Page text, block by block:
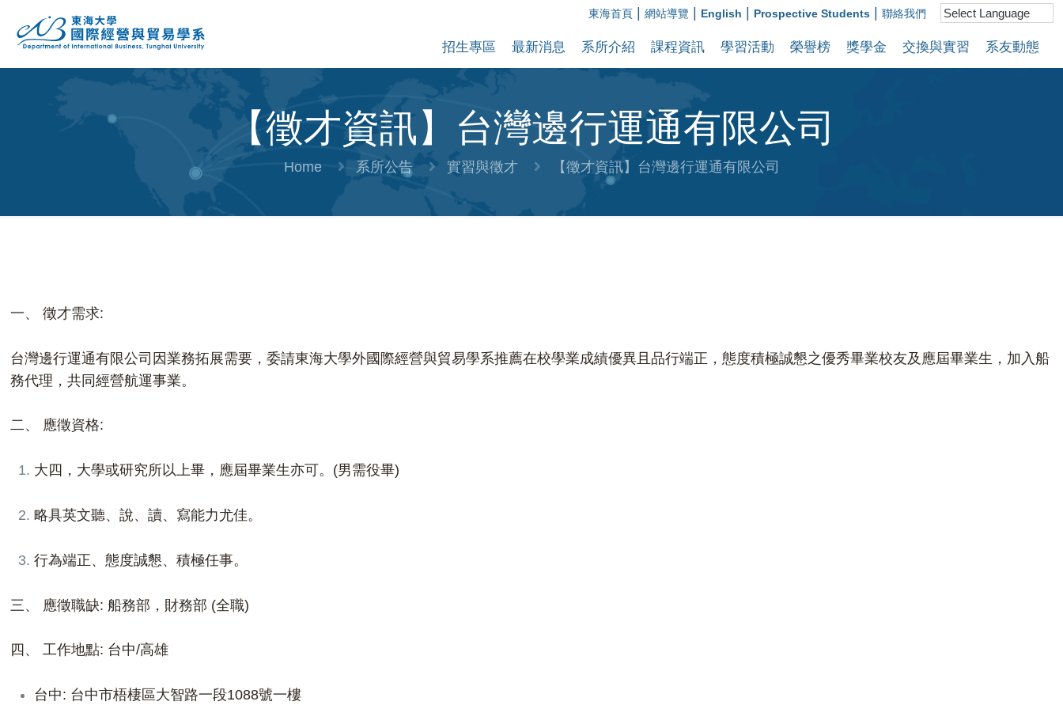
東海首頁 網站導覽 English Prospective Students 聯絡我們
招生專區 最新消息 系所介紹 課程資訊 學習活動 榮譽榜 獎學金 交換與實習 系友動態
【徵才資訊】台灣邊行運通有限公司
Home 系所公告 實習與徵才 【徵才資訊】台灣邊行運通有限公司
一、 徵才需求:
台灣邊行運通有限公司因業務拓展需要，委請東海大學外國際經營與貿易學系推薦在校學業成績優異且品行端正，態度積極誠懇之優秀畢業校友及應屆畢業生，加入船
務代理，共同經營航運事業。
二、 應徵資格:
大四，大學或研究所以上畢，應屆畢業生亦可。(男需役畢)
略具英文聽、說、讀、寫能力尤佳。
行為端正、態度誠懇、積極任事。
三、 應徵職缺: 船務部，財務部 (全職)
四、 工作地點: 台中/高雄
台中: 台中市梧棲區大智路一段1088號一樓